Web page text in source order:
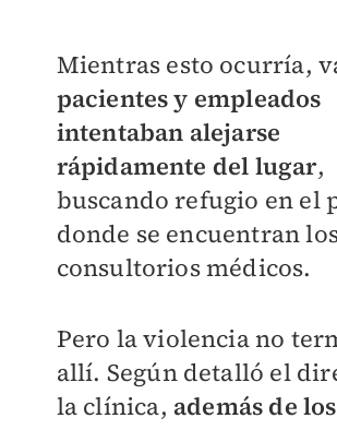
Mientras esto ocurría,
pacientes y empleados
intentaban alejarse
rápidamente del lugar,
buscando refugio en el
donde se encuentran
consultorios médicos.
Pero la violencia no
allí. Según detalló el
la clínica, además de